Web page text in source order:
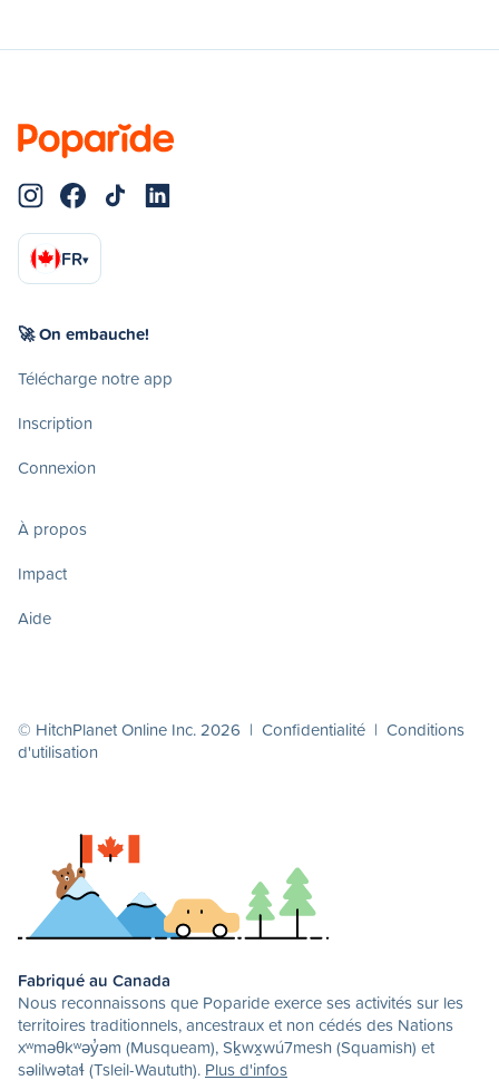
FR▾
🚀 On embauche!
Télécharge notre app
Inscription
Connexion
À propos
Impact
Aide
© HitchPlanet Online Inc. 2026 | Confidentialité | Conditions
d'utilisation
Fabriqué au Canada
Nous reconnaissons que Poparide exerce ses activités sur les
territoires traditionnels, ancestraux et non cédés des Nations
xʷməθkʷəy̓əm (Musqueam), Sḵwx̱wú7mesh (Squamish) et
səlilwətaɬ (Tsleil-Waututh). Plus d'infos